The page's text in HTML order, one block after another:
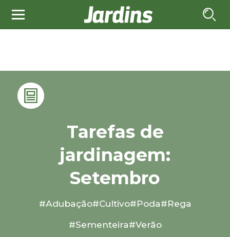
Tarefas de
jardinagem:
Setembro
#Adubação#Cultivo#Poda#Rega
#Sementeira#Verão